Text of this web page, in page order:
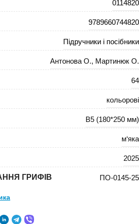
0114820
9789660744820
Підручники і посібники
Антонова О., Мартинюк О.
64
кольорові
В5 (180*250 мм)
м‘яка
2025
ГРИФІВ ПО-0145-25